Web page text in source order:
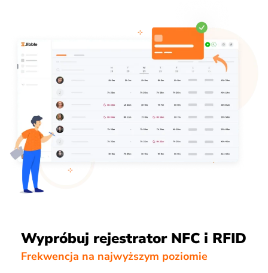
Wypróbuj rejestrator NFC i RFID
Frekwencja na najwyższym poziomie